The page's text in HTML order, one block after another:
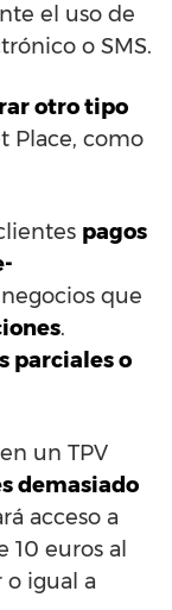
el uso de
o SMS.
otro tipo
Place, como
pagos
que
.
parciales o
un TPV
demasiado
acceso a
10 euros al
igual a